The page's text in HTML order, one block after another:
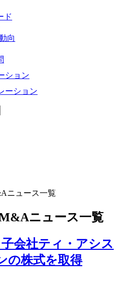
ド
向
ニュース一覧
ニュース一覧
子会社ティ・アシス
の株式を取得